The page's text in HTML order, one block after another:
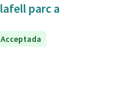
Acceptada